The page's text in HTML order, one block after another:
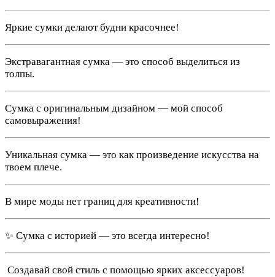
Яркие сумки делают будни красочнее!
Экстравагантная сумка — это способ выделиться из
толпы.
Сумка с оригинальным дизайном — мой способ
самовыражения!
Уникальная сумка — это как произведение искусства на
твоем плече.
В мире моды нет границ для креативности!
✨ Сумка с историей — это всегда интересно!
️ Создавай свой стиль с помощью ярких аксессуаров!